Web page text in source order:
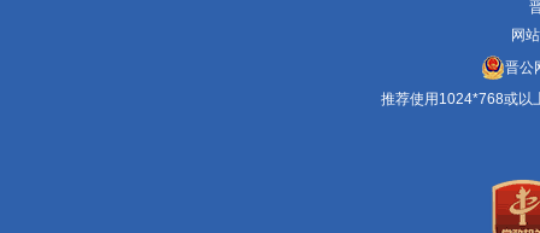
网
晋公
推荐使用1024*768或以